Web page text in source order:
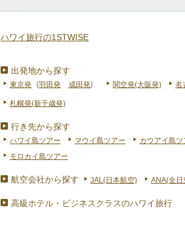
ハワイ旅行の1STWISE
出発地から探す
東京発 (羽田発 成田発) 関空発(大阪発) 名
札幌発(新千歳発)
行き先から探す
ハワイ島ツアー マウイ島ツアー カウアイ島ツ
モロカイ島ツアー
航空会社から探す JAL(日本航空) ANA(全日
高級ホテル・ビジネスクラスのハワイ旅行